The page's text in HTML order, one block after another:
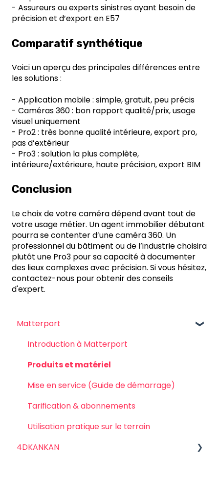
- Assureurs ou experts sinistres ayant besoin de
précision et d’export en E57
Comparatif synthétique
Voici un aperçu des principales différences entre
les solutions :
- Application mobile : simple, gratuit, peu précis
- Caméras 360 : bon rapport qualité/prix, usage
visuel uniquement
- Pro2 : très bonne qualité intérieure, export pro,
pas d’extérieur
- Pro3 : solution la plus complète,
intérieure/extérieure, haute précision, export BIM
Conclusion
Le choix de votre caméra dépend avant tout de
votre usage métier. Un agent immobilier débutant
pourra se contenter d’une caméra 360. Un
professionnel du bâtiment ou de l’industrie choisira
plutôt une Pro3 pour sa capacité à documenter
des lieux complexes avec précision. Si vous hésitez,
contactez-nous pour obtenir des conseils
d'expert.
Matterport
Introduction à Matterport
Produits et matériel
Mise en service (Guide de démarrage)
Tarification & abonnements
Utilisation pratique sur le terrain
4DKANKAN